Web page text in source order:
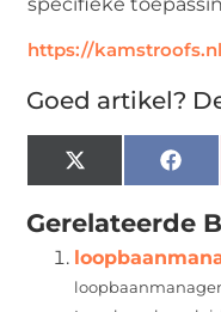
https://
Goed artikel?
X
(Twitter)
Gerelateerde